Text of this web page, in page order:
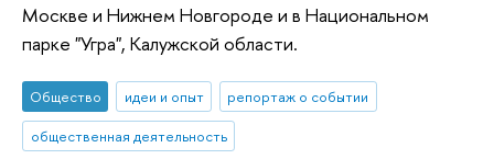
Москве и Нижнем Новгороде и в Национальном
парке "Угра", Калужской области.
Общество идеи и опыт
репортаж о событии
общественная деятельность